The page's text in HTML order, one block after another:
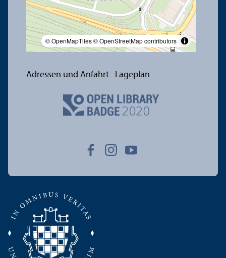
© OpenMapTiles© OpenStreetMap contributors
Adressen und Anfahrt Lageplan